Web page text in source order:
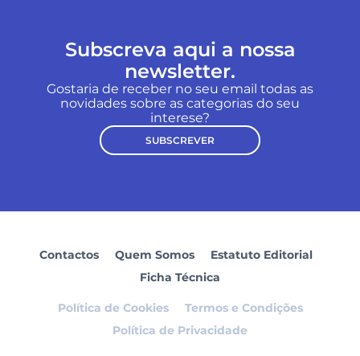
Subscreva aqui a nossa
newsletter.
Gostaria de receber no seu email todas as
novidades sobre as categorias do seu
interese?
SUBSCREVER
Contactos Quem Somos
Estatuto Editorial
Ficha Técnica
Política de Cookies
Termos e Condições
Política de Privacidade